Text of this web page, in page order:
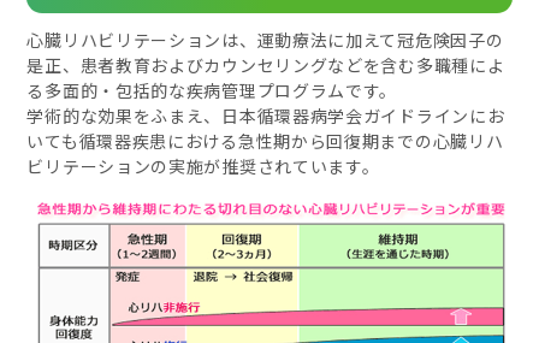
心臓リハビリテーションは、運動療法に加えて冠危険因子の
是正、患者教育およびカウンセリングなどを含む多職種によ
る多面的・包括的な疾病管理プログラムです。
学術的な効果をふまえ、日本循環器病学会ガイドラインにお
いても循環器疾患における急性期から回復期までの心臓リハ
ビリテーションの実施が推奨されています。